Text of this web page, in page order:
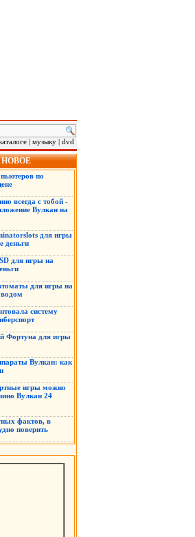
| музыку | dvd
НОВОЕ
по
всегда с тобой -
Вулкан на
для игры
деньги
для игры на
для игры на
систему
Фортуна для игры
Вулкан: как
игры можно
Вулкан 24
фактов, в
поверить